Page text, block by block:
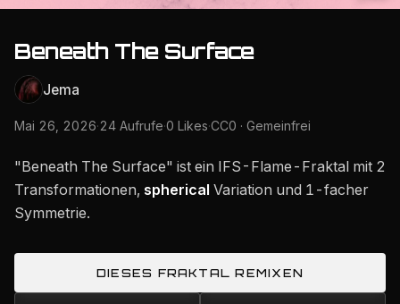
Beneath The Surface
Jema
Mai 26, 2026·24 Aufrufe·0 Likes·CC0 · Gemeinfrei
"Beneath The Surface" ist ein IFS-Flame-Fraktal mit 2
Transformationen, spherical Variation und 1-facher
Symmetrie.
DIESES FRAKTAL REMIXEN